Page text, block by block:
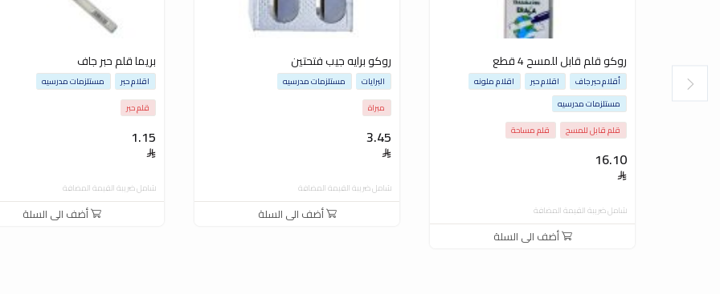
روكو قلم قابل للمسح 4 قطع
16.10
أقلام حبر جاف اقلام حبر
اقلام ملونه
مستلزمات مدرسيه
قلم قابل للمسح
قلم مساحة
شامل ضريبة القيمة المضافة
أضف الى السلة
روكو برايه جيب فتحتين
3.45
البرايات
مستلزمات مدرسيه
مبراة
شامل ضريبة القيمة المضافة
أضف الى السلة
بريما قلم حبر جاف
1.15
اقلام حبر
مستلزمات مدرسيه
قلم حبر
شامل ضريبة القيمة المضافة
أضف الى السلة